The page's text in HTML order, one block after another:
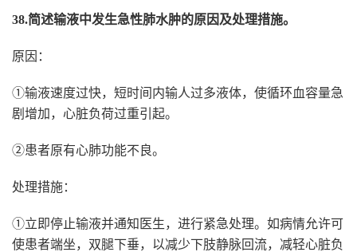
38.简述输液中发生急性肺水肿的原因及处理措施。
原因：
①输液速度过快，短时间内输人过多液体，使循环血容量急
剧增加，心脏负荷过重引起。
②患者原有心肺功能不良。
处理措施：
①立即停止输液并通知医生，进行紧急处理。如病情允许可
使患者端坐，双腿下垂，以减少下肢静脉回流，减轻心脏负